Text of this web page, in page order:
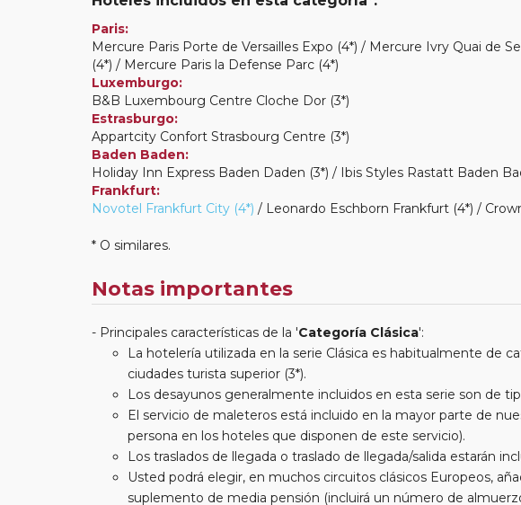
Paris:
Mercure Paris Porte de Versailles Expo (4*) / Mercure Ivry Quai de
(4*) / Mercure Paris la Defense Parc (4*)
Luxemburgo:
B&B Luxembourg Centre Cloche Dor (3*)
Estrasburgo:
Appartcity Confort Strasbourg Centre (3*)
Baden Baden:
Holiday Inn Express Baden Daden (3*) / Ibis Styles Rastatt Baden
Frankfurt:
Novotel Frankfurt City (4*) / Leonardo Eschborn Frankfurt (4*) /
* O similares.
Notas importantes
Principales características de la 'Categoría Clásica':
La hotelería utilizada en la serie Clásica es habitualmente de
ciudades turista superior (3*).
Los desayunos generalmente incluidos en esta serie son de
El servicio de maleteros está incluido en la mayor parte de
persona en los hoteles que disponen de este servicio).
Los traslados de llegada o traslado de llegada/salida estarán
Usted podrá elegir, en muchos circuitos clásicos Europeos,
suplemento de media pensión (incluirá un número de